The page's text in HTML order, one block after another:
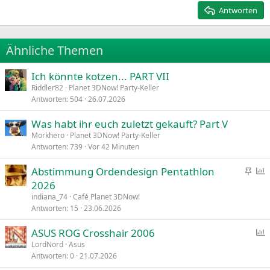
22
26
Times New Roman
Trebuchet MS
Verdana
Antworten
Ähnliche Themen
Ich könnte kotzen... PART VII
Riddler82 Planet 3DNow! Party-Keller
Antworten 504 26.07.2026
Was habt ihr euch zuletzt gekauft? Part V
Morkhero Planet 3DNow! Party-Keller
Antworten 739 Vor 42 Minuten
A
h
a
g
Abstimmung Ordendesign Pentathlon
2026
indiana_74 Café Planet 3DNow!
Antworten 15 23.06.2026
ASUS ROG Crosshair 2006
LordNord Asus
Antworten 0 21.07.2026